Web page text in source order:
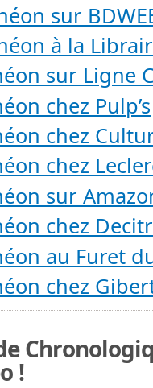
sur
à la
sur Ligne
chez Pulp’s
chez
chez
sur
chez
au Furet
chez
!